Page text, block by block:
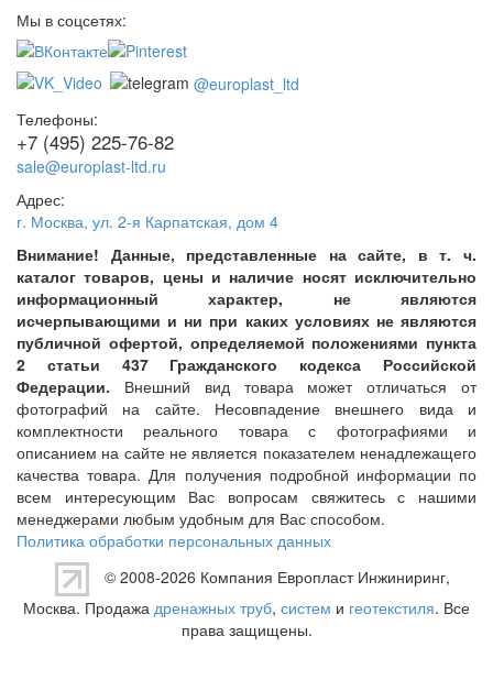
Мы в соцсетях:
@europlast_ltd
Телефоны:
+7 (495) 225-76-82
sale@europlast-ltd.ru
Адрес:
г. Москва, ул. 2-я Карпатская, дом 4
Внимание! Данные, представленные на сайте, в т. ч.
каталог товаров, цены и наличие носят исключительно
информационный характер, не являются
исчерпывающими и ни при каких условиях не являются
публичной офертой, определяемой положениями пункта
2 статьи 437 Гражданского кодекса Российской
Федерации. Внешний вид товара может отличаться от
фотографий на сайте. Несовпадение внешнего вида и
комплектности реального товара с фотографиями и
описанием на сайте не является показателем ненадлежащего
качества товара. Для получения подробной информации по
всем интересующим Вас вопросам свяжитесь с нашими
менеджерами любым удобным для Вас способом.
Политика обработки персональных данных
© 2008-2026 Компания Европласт Инжиниринг,
Москва. Продажа дренажных труб, систем и геотекстиля. Все
права защищены.